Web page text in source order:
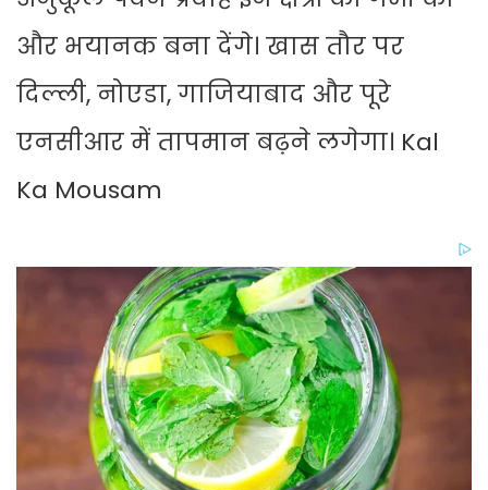
और भयानक बना देंगे। खास तौर पर
दिल्ली, नोएडा, गाजियाबाद और पूरे
एनसीआर में तापमान बढ़ने लगेगा। Kal
Ka Mousam